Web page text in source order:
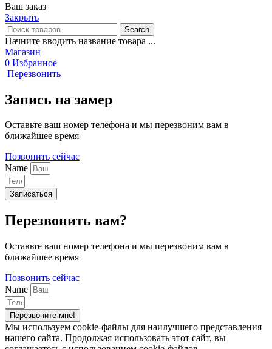
Ваш заказ
Закрыть
Search
Начните вводить название товара ...
Магазин
0 Избранное
Перезвонить
Запись на замер
Оставьте ваш номер телефона и мы перезвоним вам в
ближайшее время
Позвонить сейчас
Name
Записаться
Перезвонить вам?
Оставьте ваш номер телефона и мы перезвоним вам в
ближайшее время
Позвонить сейчас
Name
Перезвоните мне!
Мы используем cookie-файлы для наилучшего представления
нашего сайта. Продолжая использовать этот сайт, вы